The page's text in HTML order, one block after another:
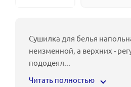
Сушилка для белья
неизменной, а верхних -
пододеял...
Читать полностью